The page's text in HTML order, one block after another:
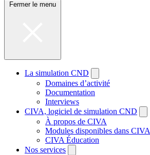
Fermer le menu
La simulation CND
Domaines d’activité
Documentation
Interviews
CIVA, logiciel de simulation CND
À propos de CIVA
Modules disponibles dans CIVA
CIVA Éducation
Nos services